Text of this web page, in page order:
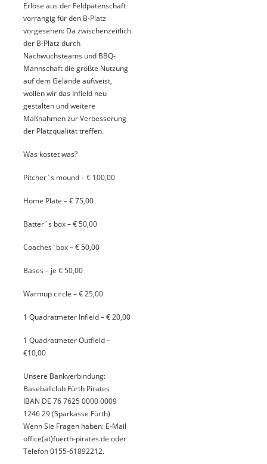
Erlöse aus der Feldpatenschaft
vorrangig für den B-Platz
vorgesehen: Da zwischenzeitlich
der B-Platz durch
Nachwuchsteams und BBQ-
Mannschaft die größte Nutzung
auf dem Gelände aufweist,
wollen wir das Infield neu
gestalten und weitere
Maßnahmen zur Verbesserung
der Platzqualität treffen.
Was kostet was?
Pitcher´s mound – € 100,00
Home Plate – € 75,00
Batter´s box – € 50,00
Coaches`box – € 50,00
Bases – je € 50,00
Warmup circle – € 25,00
1 Quadratmeter Infield – € 20,00
1 Quadratmeter Outfield –
€10,00
Unsere Bankverbindung:
Baseballclub Fürth Pirates
IBAN DE 76 7625 0000 0009
1246 29 (Sparkasse Fürth)
Wenn Sie Fragen haben: E-Mail
office(at)fuerth-pirates.de oder
Telefon0155-61892212.